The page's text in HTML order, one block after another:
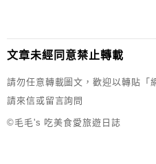
文章未經同意禁止轉載
請勿任意轉載圖文，歡迎以轉貼「
請來信或留言詢問
©毛毛's 吃美食愛旅遊日誌